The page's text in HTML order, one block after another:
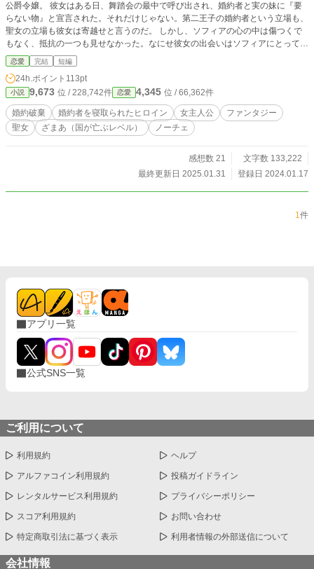
公爵令嬢。 彼女はある日、舞踏会の最中で呼び出され、婚約者と実の妹に『要
らない物』と宣言された。それだけじゃない。第二王子の婚約者という立場も、
聖女の立場も彼女は寄越せと言うのだ。 しかし、ソフィアの心の中は傷つくで
もなく、抵抗の一つも見せなかった。なにせ彼女の出会いはソフィアにとっては
願ったり叶ったりだったのだ。 そして内心では喜び勇んで、生まれ育ったクソ
みたいな国――地獄を出て行くのだった。 ＊＊＊＊＊＊ ・書き方の変更のた
め、再稿。3人称から1人称になっています。
恋愛 完結 短編
24h.ポイント 113pt
小説 9,673 位 / 228,742件 恋愛 4,345 位 / 66,362件
婚約破棄 婚約者を寝取られたヒロイン 女主人公
ファンタジー
聖女
ざまあ（国が亡ぶレベル） ノーチェ
感想数 21
文字数 133,222
最終更新日 2025.01.31
登録日 2024.01.17
1件
アプリ一覧
公式SNS一覧
ご利用について
利用規約 ヘルプ
アルファコイン利用規約 投稿ガイドライン
レンタルサービス利用規約 プライバシーポリシー
スコア利用規約 お問い合わせ
特定商取引法に基づく表示 利用者情報の外部送信について
会社情報